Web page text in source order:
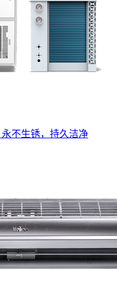
不生锈，持久洁净